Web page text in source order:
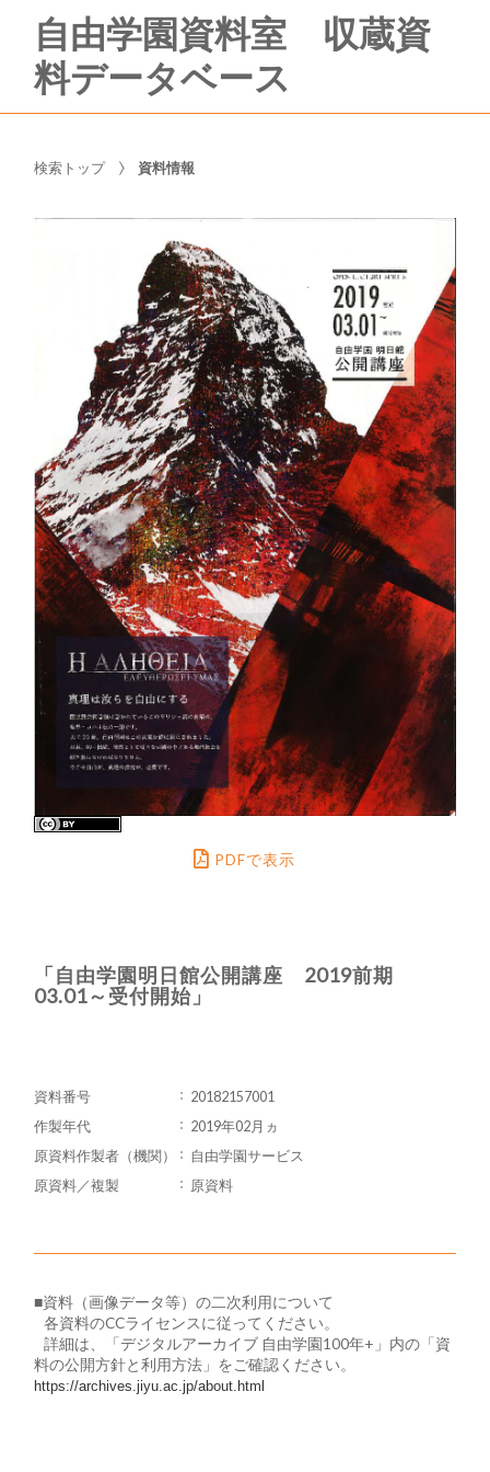
自由学園資料室 収蔵資
料データベース
検索トップ 資料情報
PDFで表示
「自由学園明日館公開講座 2019前期
03.01～受付開始」
資料番号
20182157001
作製年代
2019年02月ヵ
原資料作製者（機関）
自由学園サービス
原資料／複製
原資料
■資料（画像データ等）の二次利用について
​ 各資料のCCライセンスに従ってください。
詳細は、「デジタルアーカイブ 自由学園100年+」内の「資
料の公開方針と利用方法」をご確認ください。
https://archives.jiyu.ac.jp/about.html